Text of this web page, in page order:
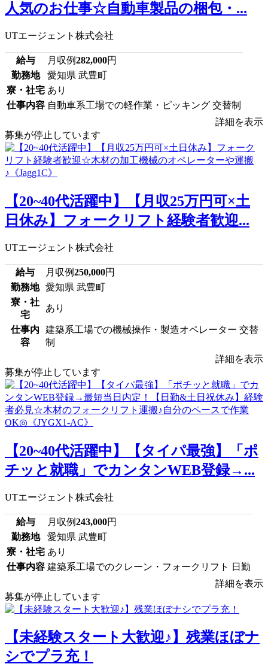
人気のお仕事☆自動車製品の梱包・...
UTエージェント株式会社
給与 月収例282,000円
勤務地
愛知県 武豊町
寮・社宅 あり
仕事内容 自動車系工場での軽作業・ピッキング 交替制
詳細を表示
募集が停止しています
【20~40代活躍中】【月収25万円可×土
日休み】フォークリフト経験者歓迎...
UTエージェント株式会社
給与 月収例250,000円
勤務地
愛知県 武豊町
寮・社
宅
あり
仕事内
容
建築系工場での機械操作・製造オペレーター 交替
制
詳細を表示
募集が停止しています
【20~40代活躍中】【タイパ最強】「ポ
チッと就職」でカンタンWEB登録→...
UTエージェント株式会社
給与 月収例243,000円
勤務地
愛知県 武豊町
寮・社宅 あり
仕事内容 建築系工場でのクレーン・フォークリフト 日勤
詳細を表示
募集が停止しています
【未経験スタート大歓迎♪】残業ほぼナ
シでプラ充！